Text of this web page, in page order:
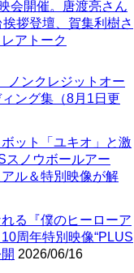
会開催。唐渡亮さん
拶登壇、賀集利樹さ
アトーク
ンクレジットオー
ング集（8月1日更
ット「ユキオ」と激
ノウボールアー
ル＆特別映像が解
る『僕のヒーローア
周年特別映像“PLUS
2026/06/16